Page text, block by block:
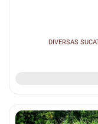
DIVERSAS